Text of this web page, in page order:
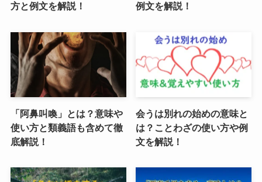
方と例文を解説！
例文を解説！
「阿鼻叫喚」とは？意味や
使い方と類義語も含めて徹
底解説！
会うは別れの始めの意味と
は？ことわざの使い方や例
文を解説！